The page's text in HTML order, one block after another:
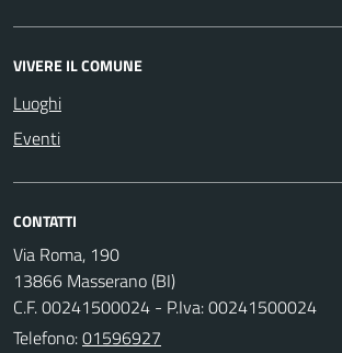
VIVERE IL COMUNE
Luoghi
Eventi
CONTATTI
Via Roma, 190
13866 Masserano (BI)
C.F. 00241500024 - P.Iva: 00241500024
Telefono:01596927